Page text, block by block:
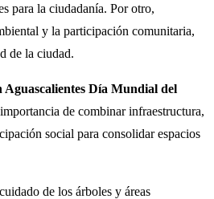
para la ciudadanía. Por otro,
y la participación comunitaria,
de la ciudad.
Aguascalientes Día Mundial del
de combinar infraestructura,
social para consolidar espacios
de los árboles y áreas